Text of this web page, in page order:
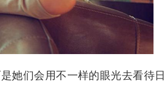
她们会用不一样的眼光去看待日